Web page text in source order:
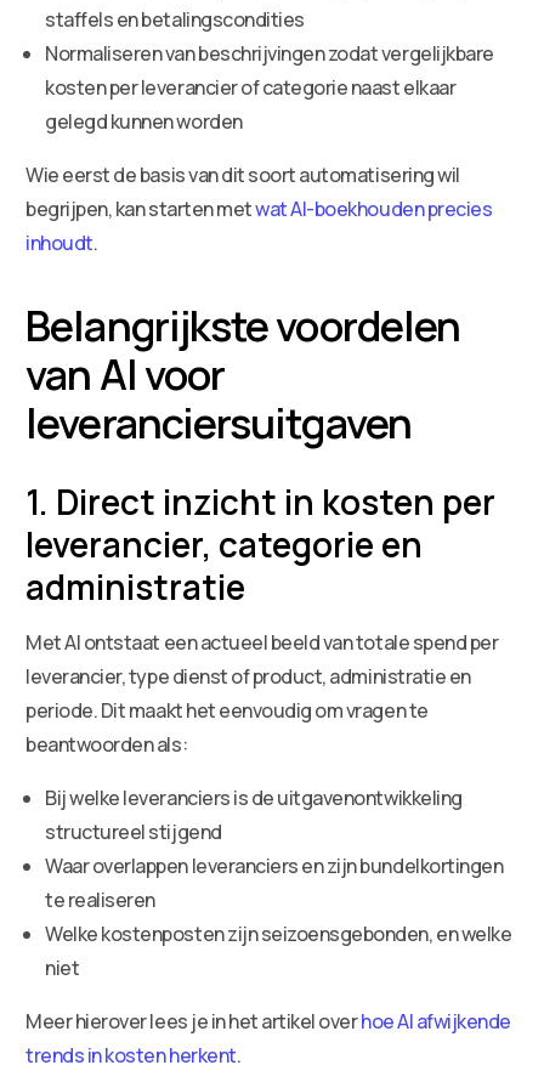
staffels en betalingscondities
Normaliseren van beschrijvingen zodat vergelijkbare
kosten per leverancier of categorie naast elkaar
gelegd kunnen worden
Wie eerst de basis van dit soort automatisering wil
begrijpen, kan starten metwat AI-boekhouden precies
inhoudt.
Belangrijkste voordelen
van AI voor
leveranciersuitgaven
1. Direct inzicht in kosten per
leverancier, categorie en
administratie
Met AI ontstaat een actueel beeld van totale spend per
leverancier, type dienst of product, administratie en
periode. Dit maakt het eenvoudig om vragen te
beantwoorden als:
Bij welke leveranciers is de uitgavenontwikkeling
structureel stijgend
Waar overlappen leveranciers en zijn bundelkortingen
te realiseren
Welke kostenposten zijn seizoensgebonden, en welke
niet
Meer hierover lees je in het artikel overhoe AI afwijkende
trends in kosten herkent.